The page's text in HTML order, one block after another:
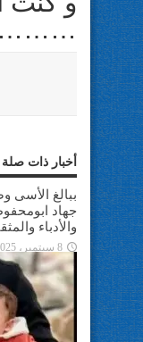
أخبار ذات صلة
ببالغ الأسى
جهاد
والأدباء
8 سبتمبر، 2025